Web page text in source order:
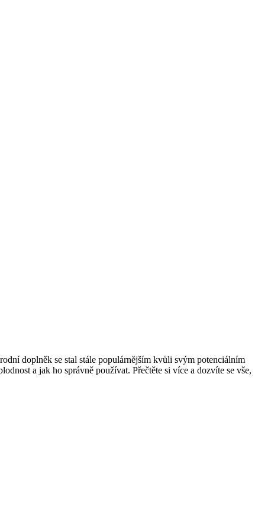
doplněk se stal stále populárnějším kvůli svým potenciálním
a jak ho správně používat. Přečtěte si více a dozvíte se vše,